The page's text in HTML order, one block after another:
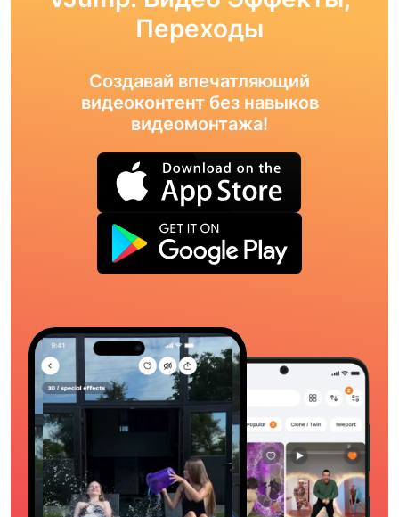
Переходы
Создавай впечатляющий
видеоконтент без навыков
видеомонтажа!